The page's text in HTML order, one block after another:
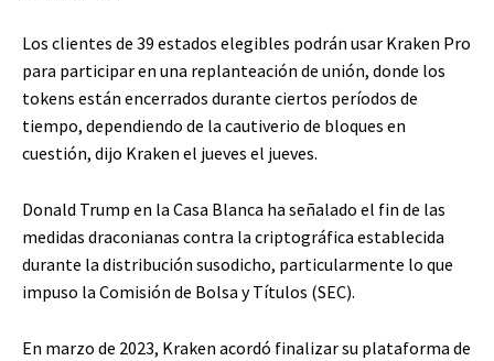
Los clientes de 39 estados elegibles podrán usar Kraken Pro
para participar en una replanteación de unión, donde los
tokens están encerrados durante ciertos períodos de
tiempo, dependiendo de la cautiverio de bloques en
cuestión, dijo Kraken el jueves el jueves.
Donald Trump en la Casa Blanca ha señalado el fin de las
medidas draconianas contra la criptográfica establecida
durante la distribución susodicho, particularmente lo que
impuso la Comisión de Bolsa y Títulos (SEC).
En marzo de 2023, Kraken acordó finalizar su plataforma de